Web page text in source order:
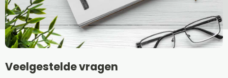
Veelgestelde vragen